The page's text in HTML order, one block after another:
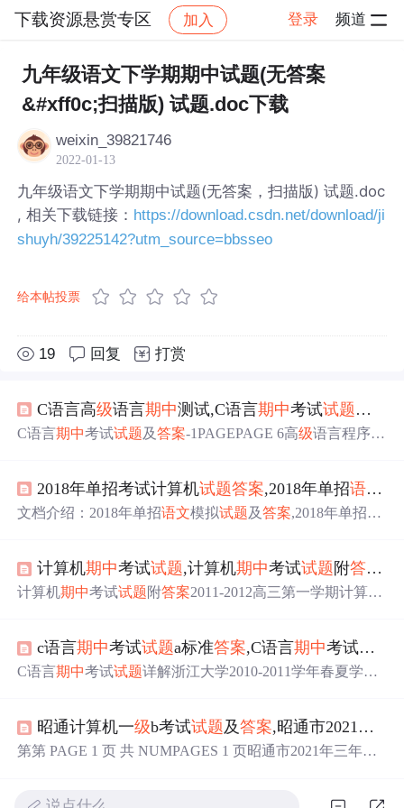
下载资源悬赏专区 加入 登录 频道
社区 下载资源悬赏专区 帖子详情
九年级语文下学期期中试题(无答案
&#xff0c;扫描版) 试题.doc下载
weixin_39821746
2022-01-13
九年级语文下学期期中试题(无答案，扫描版) 试题.doc
, 相关下载链接： https://download.csdn.net/download/ji
shuyh/39225142?utm_source=bbsseo
给本帖投票
19 回复 打赏
C语言高级语言期中测试,C语言期中考试试题及
C语言期中考试试题及答案 -1PAGEPAGE 6高级语言程序设
是符合题目要求的，请将正确选项前的字母填在题后的括
号内。1.C语言程序编译时，程序中的注释部分是( )A.参加
加...
2018年单招考试计算机试题答案,2018年单招语文
文档介绍：2018年单招语文模拟试题及答案,2018年单招语
语文,2018年语文单招题,2018年体育单招语文,体育单招201
3年语文本试卷分第Ⅰ卷(选择题)、第Ⅱ卷(主观题)和答题
计算机期中考试试题,计算机期中考试试题 附答案
计算机期中考试试题附答案2011-2012高三第一学期计算机
语填空:(每小题1分,共20分)1.in style _____________ 2.leave f
or _____________3.be located in ...
c语言期中考试试题a标准答案,C语言期中考试试题
C语言期中考试试题详解浙江大学2010-2011学年春夏学期
考，杜绝违纪。考生姓名： 学号： 所属院系： _(注意：答
题内容必须写在答题卷上，写在本试卷上无效)试题一、单
昭通计算机一级b考试试题及答案,昭通市2021年三年
第第 PAGE 1 页 共 NUMPAGES 1 页昭通市2021年三年级